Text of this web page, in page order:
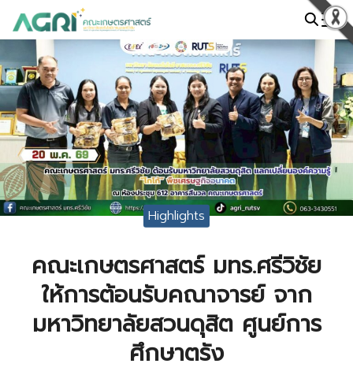
content
Search
for:
Highlights
คณะเกษตรศาสตร์ มทร.ศรีวิชัย
ให้การต้อนรับคณาจารย์ จาก
มหาวิทยาลัยสวนดุสิต ศูนย์การ
ศึกษาตรัง